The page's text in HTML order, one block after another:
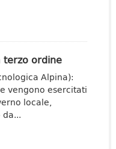
terzo ordine
Alpina):
vengono esercitati
locale,